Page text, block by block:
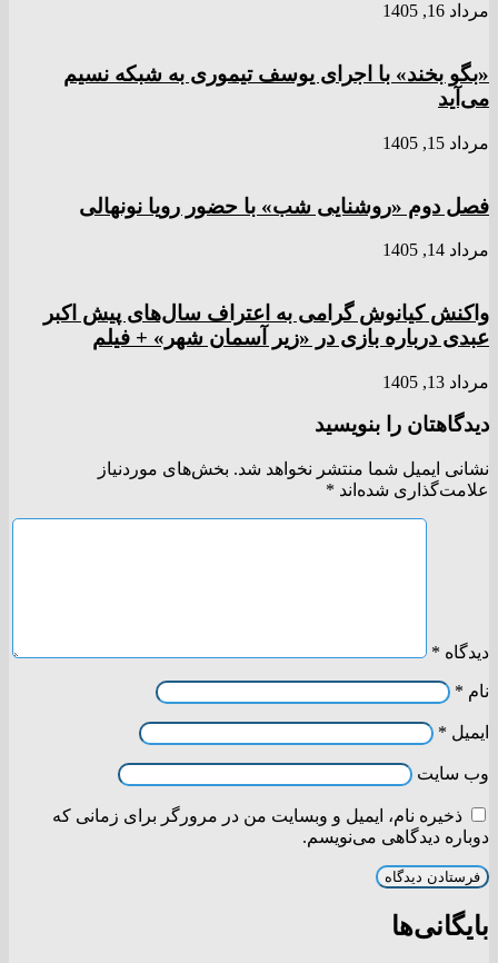
مرداد 16, 1405
«بگو بخند» با اجرای یوسف تیموری به شبکه نسیم
می‌آید
مرداد 15, 1405
فصل دوم «روشنایی شب» با حضور رویا نونهالی
مرداد 14, 1405
واکنش کیانوش گرامی به اعتراف سال‌های پیش اکبر
عبدی درباره بازی در «زیر آسمان شهر» + فیلم
مرداد 13, 1405
دیدگاهتان را بنویسید
نشانی ایمیل شما منتشر نخواهد شد. بخش‌های موردنیاز
علامت‌گذاری شده‌اند *
دیدگاه *
نام *
ایمیل *
وب‌ سایت
ذخیره نام، ایمیل و وبسایت من در مرورگر برای زمانی که
دوباره دیدگاهی می‌نویسم.
بایگانی‌ها